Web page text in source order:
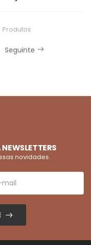
Produtos
Seguinte
novidades.